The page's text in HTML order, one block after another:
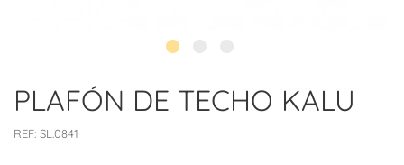
PLAFÓN DE TECHO KALU
REF: SL.0841